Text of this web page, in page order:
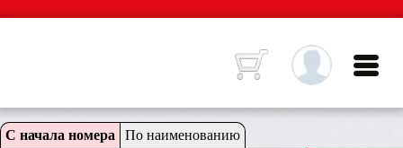
С начала номера По наименованию